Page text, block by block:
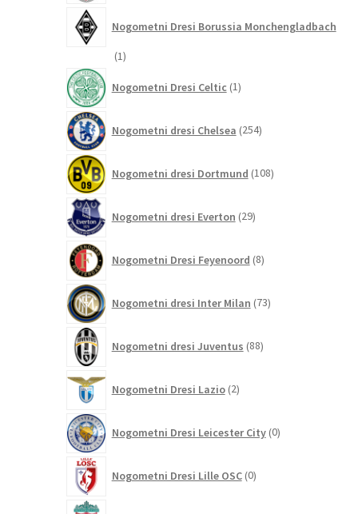
Nogometni Dresi Borussia Monchengladbach
11
Nogometni Dresi Celtic 1izdelek
Nogometni dresi Chelsea 254izdelkov
Nogometni dresi Dortmund 108izdelkov
Nogometni dresi Everton 29izdelkov
Nogometni Dresi Feyenoord 8izdelkov
Nogometni dresi Inter Milan 73izdelkov
Nogometni dresi Juventus 88izdelkov
Nogometni Dresi Lazio 2izdelka
Nogometni Dresi Leicester City 0izdelkov
Nogometni Dresi Lille OSC 0izdelkov